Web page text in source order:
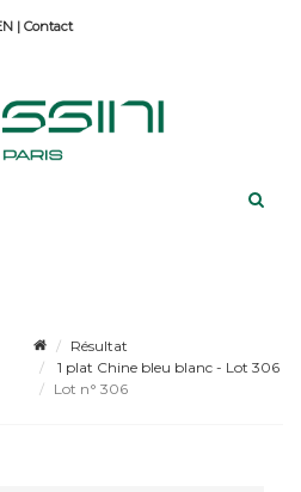
Contact
Résultat
1 plat Chine bleu blanc - Lot 306
Lot n° 306